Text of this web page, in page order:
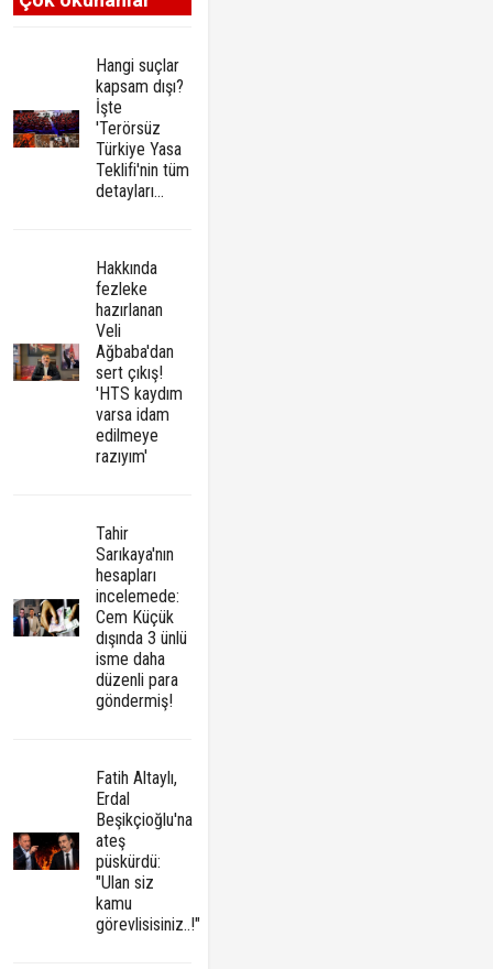
Hangi suçlar
kapsam dışı?
İşte
'Terörsüz
Türkiye Yasa
Teklifi'nin tüm
detayları...
Hakkında
fezleke
hazırlanan
Veli
Ağbaba'dan
sert çıkış!
'HTS kaydım
varsa idam
edilmeye
razıyım'
Tahir
Sarıkaya'nın
hesapları
incelemede:
Cem Küçük
dışında 3 ünlü
isme daha
düzenli para
göndermiş!
Fatih Altaylı,
Erdal
Beşikçioğlu'na
ateş
püskürdü:
"Ulan siz
kamu
görevlisisiniz..!"